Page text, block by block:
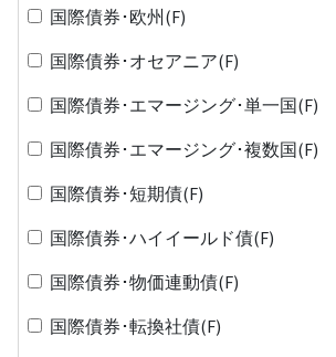
国際債券･欧州(F)
国際債券･オセアニア(F)
国際債券･エマージング･単一国(F)
国際債券･エマージング･複数国(F)
国際債券･短期債(F)
国際債券･ハイイールド債(F)
国際債券･物価連動債(F)
国際債券･転換社債(F)